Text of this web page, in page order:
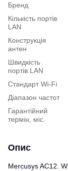
Бренд
Кількість портів
LAN
Конструкція
антен
Швидкість
портів LAN
Стандарт Wi-Fi
Діапазон частот
Гарантійний
термін, міс.
Опис
Mercusys AC12.